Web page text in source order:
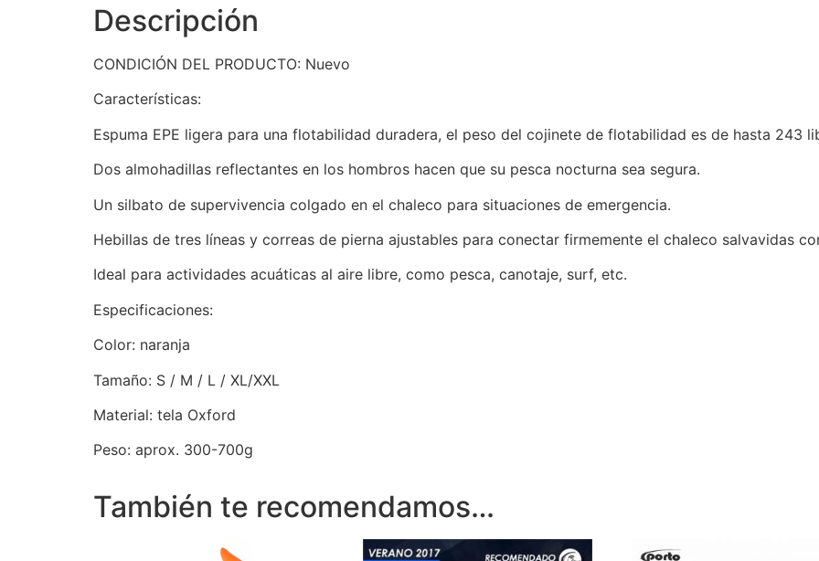
Descripción
CONDICIÓN DEL PRODUCTO: Nuevo
Características:
Espuma EPE ligera para una flotabilidad duradera, el peso del cojinete de flotabilidad es de hasta 243
Dos almohadillas reflectantes en los hombros hacen que su pesca nocturna sea segura.
Un silbato de supervivencia colgado en el chaleco para situaciones de emergencia.
Hebillas de tres líneas y correas de pierna ajustables para conectar firmemente el chaleco salvavidas
Ideal para actividades acuáticas al aire libre, como pesca, canotaje, surf, etc.
Especificaciones:
Color: naranja
Tamaño: S / M / L / XL/XXL
Material: tela Oxford
Peso: aprox. 300-700g
También te recomendamos…